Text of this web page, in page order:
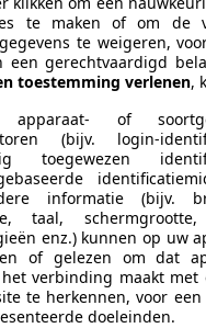
€ 38.990
54.335 km
Elektro/
PK)
te maken of om de
te weigeren,
een gerechtvaardigd
toestemming verlenen,
apparaat- of
(bijv. login-
toegewezen
informatie (bijv.
taal, schermgrootte,
enz.) kunnen op uw
of gelezen om dat
verbinding maakt met
te herkennen, voor
doeleinden.